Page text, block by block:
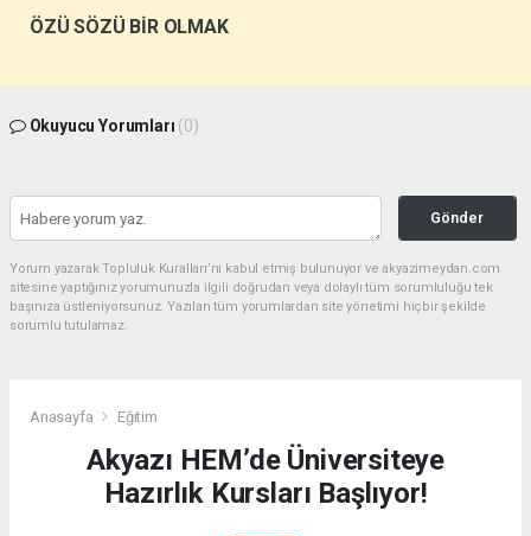
ÖZÜ SÖZÜ BİR OLMAK
Okuyucu Yorumları (0)
Gönder
Yorum yazarak Topluluk Kuralları’nı kabul etmiş bulunuyor ve akyazimeydan.com
sitesine yaptığınız yorumunuzla ilgili doğrudan veya dolaylı tüm sorumluluğu tek
başınıza üstleniyorsunuz. Yazılan tüm yorumlardan site yönetimi hiçbir şekilde
sorumlu tutulamaz.
Anasayfa Eğitim
Akyazı HEM’de Üniversiteye
Hazırlık Kursları Başlıyor!